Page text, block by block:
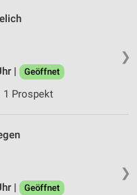
❯
|
Geöffnet
1 Prospekt
❯
|
Geöffnet